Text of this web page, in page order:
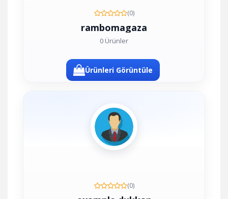
(0)
rambomagaza
0 Ürünler
Ürünleri Görüntüle
(0)